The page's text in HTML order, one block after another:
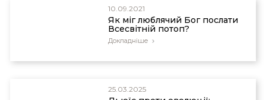
10.09.2021
Як міг люблячий Бог послати
Всесвітній потоп?
Докладніше
25.03.2025